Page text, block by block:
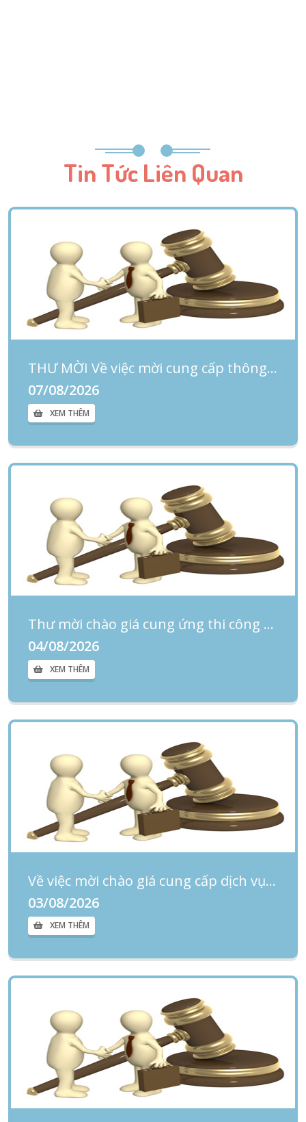
Tin Tức Liên Quan
THƯ MỜI Về việc mời cung cấp thông tin báo giá cho Gói thầu: Mua sắm chăn, gối, drap giường phục vụ cho phòng yêu cầu tại Bệnh viện Phụ sản-Nhi Đà Nẵng
07/08/2026
XEM THÊM
Thư mời chào giá cung ứng thi công sửa chữa tại các khoa phòng
04/08/2026
XEM THÊM
Về việc mời chào giá cung cấp dịch vụ thẩm định giá Gói thầu: Sử dụng một phần diện tích mặt bằng tại Bệnh viện Phụ sản-Nhi Đà Nẵng vào mục đích cho thuê
03/08/2026
XEM THÊM